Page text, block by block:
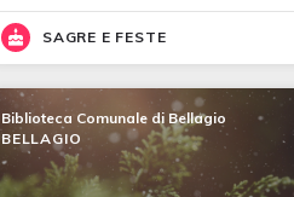
SAGRE E FESTE
Biblioteca Comunale di Bellagio
BELLAGIO